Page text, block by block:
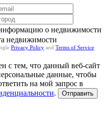
о недвижимости
недвижимости
Privacy Policy and Terms of Service
с тем, что данный веб-сайт
данные, чтобы
на мой запрос в
. Отправить